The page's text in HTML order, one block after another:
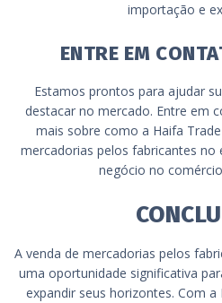
importação e
ENTRE EM
Estamos prontos para ajudar
destacar no mercado. Entre em
mais sobre como a Haifa
mercadorias pelos fabricantes no
negócio no
A venda de mercadorias pelos
uma oportunidade significativa
expandir seus horizontes. Com